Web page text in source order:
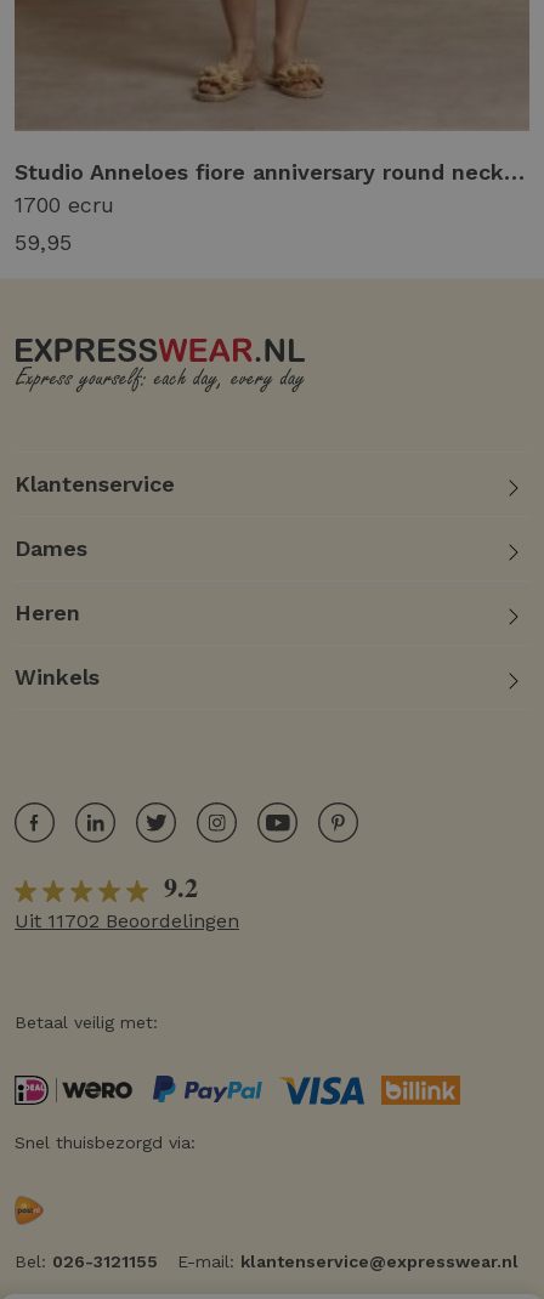
Studio Anneloes fiore anniversary round neck t-shirt 14174 T-shirt Korte mouw 1700 ecru
1700 ecru
59,95
Klantenservice
Dames
Heren
Winkels
9.2
Uit 11702 Beoordelingen
Betaal veilig met:
Snel thuisbezorgd via:
Bel: 026-3121155 E-mail: klantenservice@expresswear.nl